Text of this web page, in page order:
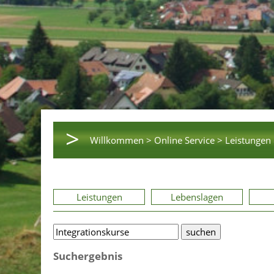
> Willkommen > Online Service > Leistungen
Leistungen Lebenslagen
Suchergebnis